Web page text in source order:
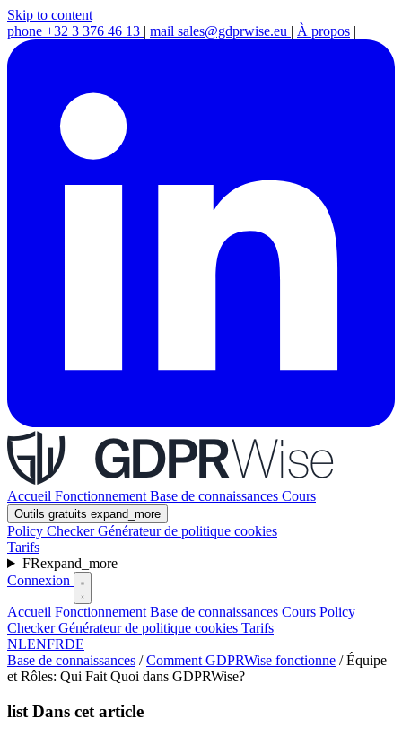
Skip to content
phone +32 3 376 46 13 | mail sales@gdprwise.eu | À propos |
Accueil Fonctionnement Base de connaissances Cours
Outils gratuits expand_more
Policy CheckerGénérateur de politique cookies
Tarifs
FRexpand_more
Connexion
Accueil Fonctionnement Base de connaissances Cours Policy
CheckerGénérateur de politique cookies Tarifs
NLENFRDE
Base de connaissances / Comment GDPRWise fonctionne / Équipe
et Rôles: Qui Fait Quoi dans GDPRWise?
list Dans cet article